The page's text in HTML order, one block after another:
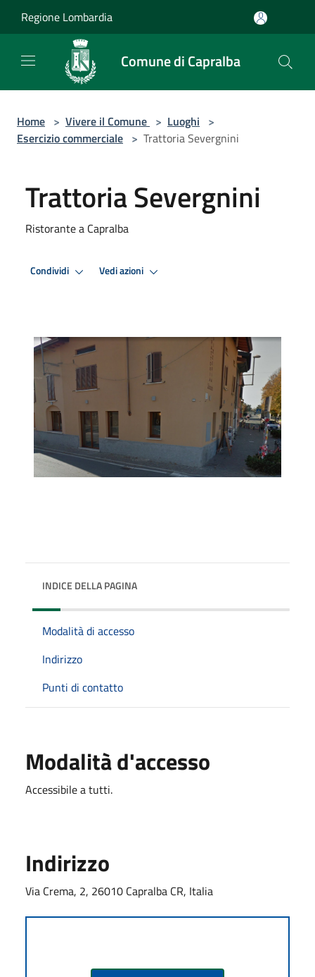
Regione Lombardia
Comune di Capralba
Home > Vivere il Comune > Luoghi >
Esercizio commerciale > Trattoria Severgnini
Trattoria Severgnini
Ristorante a Capralba
Condividi Vedi azioni
INDICE DELLA PAGINA
Modalità di accesso
Indirizzo
Punti di contatto
Modalità d'accesso
Accessibile a tutti.
Indirizzo
Via Crema, 2, 26010 Capralba CR, Italia